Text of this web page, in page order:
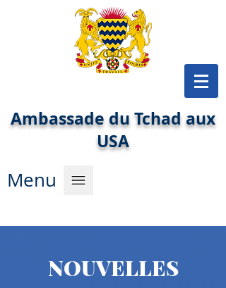
Ambassade du Tchad aux
USA
Menu
NOUVELLES